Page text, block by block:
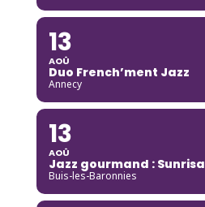
13
AOÛ
Duo French’ment Jazz
Annecy
13
AOÛ
Jazz gourmand : Sunrisa
Buis-les-Baronnies